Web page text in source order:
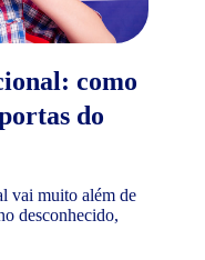
como
do
vai muito além de
desconhecido,